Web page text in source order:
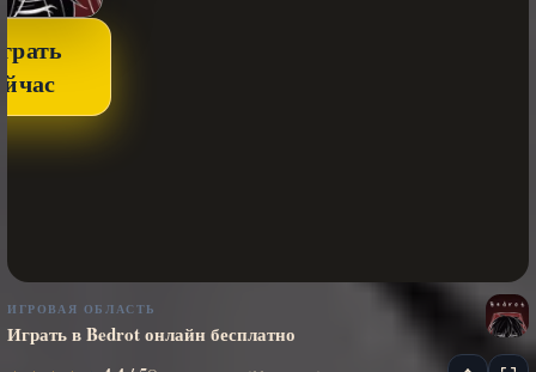
ИГРОВАЯ ОБЛАСТЬ
Играть в Bedrot онлайн бесплатно